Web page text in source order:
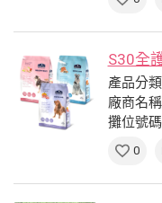
S30全
產品分類
廠商名稱
攤位號
0